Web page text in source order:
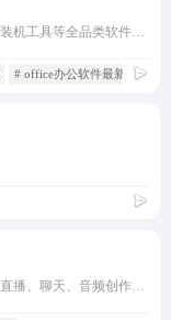
# office办公软件最新版本下
高品质实时变声软件，广泛应用于游戏直播、聊天、音频创作等多种场景